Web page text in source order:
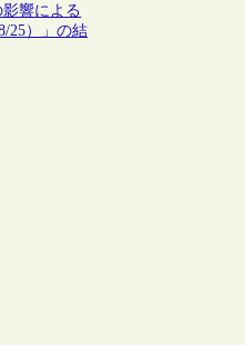
響による
25）」の結